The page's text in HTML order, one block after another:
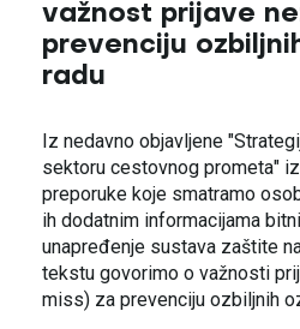
važnost prijave
prevenciju
radu
Iz nedavno objavljene
sektoru cestovnog prometa"
preporuke koje smatramo
ih dodatnim informacijama
unapređenje sustava zaštite
tekstu govorimo o važnosti
miss) za prevenciju ozbiljnih